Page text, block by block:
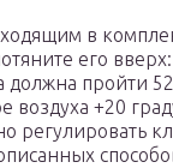
в
его
должна пройти
воздуха +20
регулировать